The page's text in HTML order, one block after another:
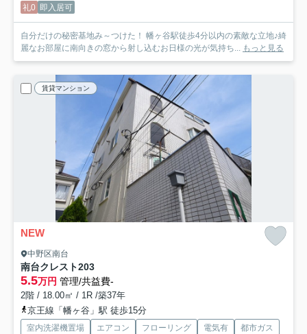
礼0 即入居可
自分だけの秘密基地み～つけた！ 幡ヶ谷駅徒歩4分以内の素敵な立地♪綺
麗なお部屋に南向きの窓から射し込むお日様の光が気持ち... もっと見る
賃貸マンション
NEW
中野区南台
南台クレスト203
5.5万円 管理/共益費-
2階 / 18.00㎡ / 1R /築37年
京王線「幡ヶ谷」駅 徒歩15分
室内洗濯機置場 エアコン フローリング 電気有
都市ガス